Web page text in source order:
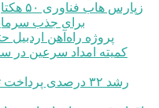
برای جذب
پروژه راه‌آهن